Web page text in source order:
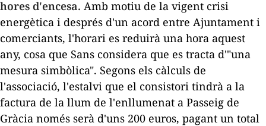
hores d'encesa. Amb motiu de la vigent crisi
energètica i després d'un acord entre Ajuntament i
comerciants, l'horari es reduirà una hora aquest
any, cosa que Sans considera que es tracta d'"una
mesura simbòlica". Segons els càlculs de
l'associació, l'estalvi que el consistori tindrà a la
factura de la llum de l'enllumenat a Passeig de
Gràcia només serà d'uns 200 euros, pagant un total